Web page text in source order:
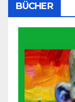
BÜCHER